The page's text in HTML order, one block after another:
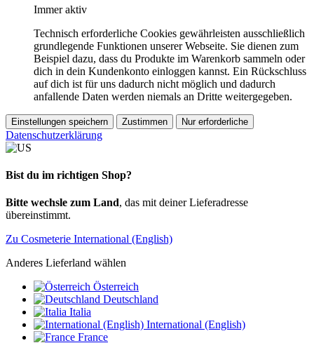
Immer aktiv
Technisch erforderliche Cookies gewährleisten ausschließlich
grundlegende Funktionen unserer Webseite. Sie dienen zum
Beispiel dazu, dass du Produkte im Warenkorb sammeln oder
dich in dein Kundenkonto einloggen kannst. Ein Rückschluss
auf dich ist für uns dadurch nicht möglich und dadurch
anfallende Daten werden niemals an Dritte weitergegeben.
Einstellungen speichern Zustimmen Nur erforderliche
Datenschutzerklärung
Bist du im richtigen Shop?
Bitte wechsle zum Land, das mit deiner Lieferadresse
übereinstimmt.
Zu Cosmeterie International (English)
Anderes Lieferland wählen
Österreich
Deutschland
Italia
International (English)
France